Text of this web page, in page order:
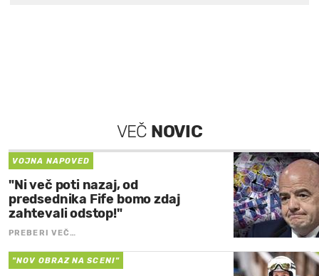
VEČ NOVIC
VOJNA NAPOVED
"Ni več poti nazaj, od
predsednika Fife bomo zdaj
zahtevali odstop!"
PREBERI VEČ…
"NOV OBRAZ NA SCENI"